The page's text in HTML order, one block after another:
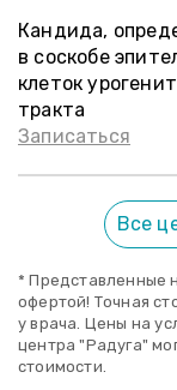
Кандида,
в соскобе
клеток
тракта
Записаться
Все
* Представленные
офертой! Точная
у врача. Цены на
центра "Радуга"
стоимости.